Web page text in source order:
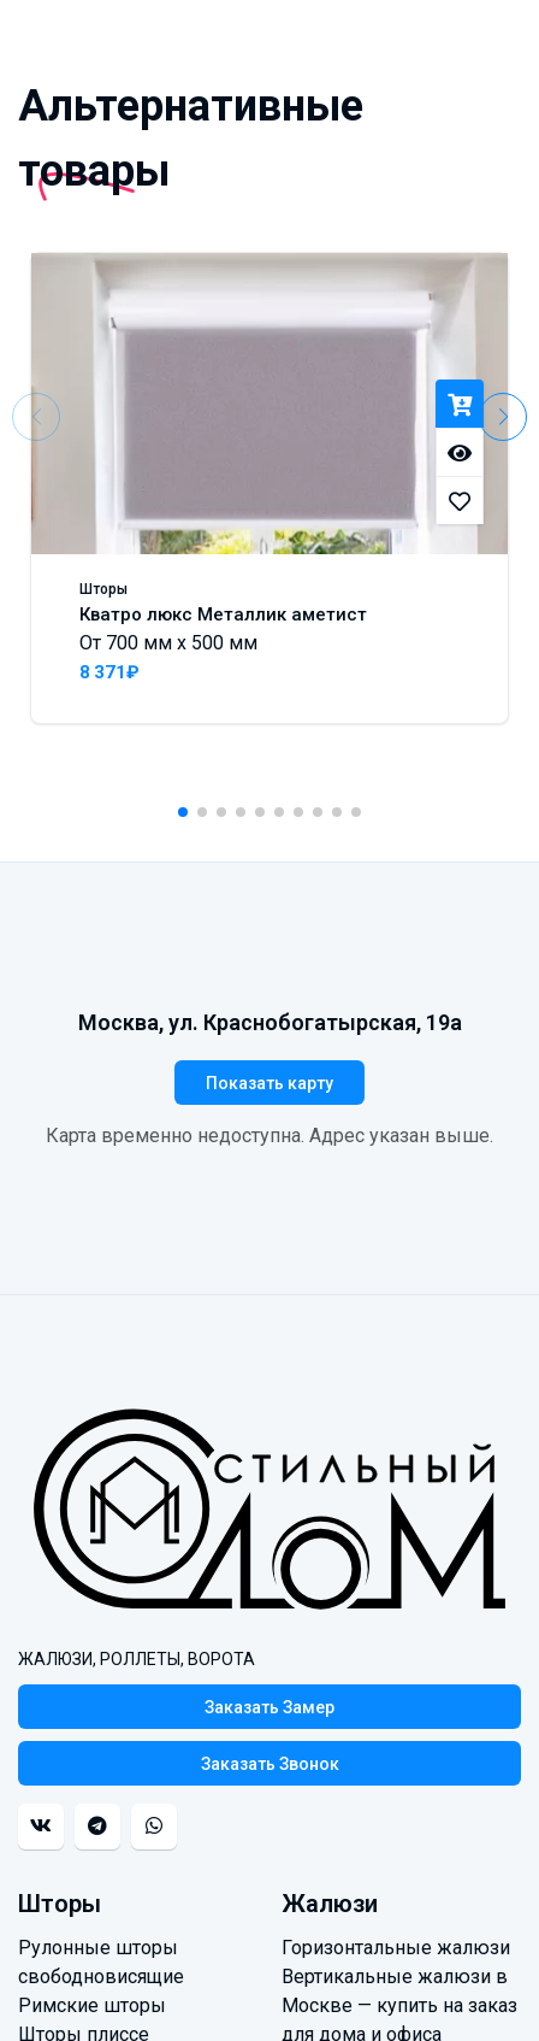
Альтернативные
товары
Шторы
Кватро люкс Металлик аметист
От 700 мм x 500 мм
8 371₽
Москва, ул. Краснобогатырская, 19а
Показать карту
Карта временно недоступна. Адрес указан выше.
ЖАЛЮЗИ, РОЛЛЕТЫ, ВОРОТА
Заказать Замер
Заказать Звонок
Шторы
Рулонные шторы
свободновисящие
Римские шторы
Шторы плиссе
Жалюзи
Горизонтальные жалюзи
Вертикальные жалюзи в
Москве — купить на заказ
для дома и офиса